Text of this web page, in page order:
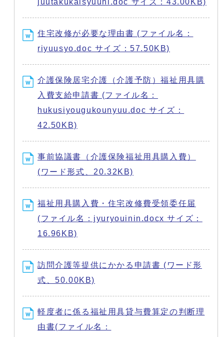
juutakukaisyuuhi.doc サイズ：43.00KB)
住宅改修が必要な理由書 (ファイル名：
riyuusyo.doc サイズ：57.50KB)
介護保険居宅介護（介護予防）福祉用具購
入費支給申請書 (ファイル名：
hukusiyougukounyuu.doc サイズ：
42.50KB)
事前協議書（介護保険福祉用具購入費）
(ワード形式、20.32KB)
福祉用具購入費・住宅改修費受領委任届
(ファイル名：jyuryouinin.docx サイズ：
16.96KB)
訪問介護等提供にかかる申請書 (ワード形
式、50.00KB)
軽度者に係る福祉用具貸与費算定の判断理
由書(ファイル名：